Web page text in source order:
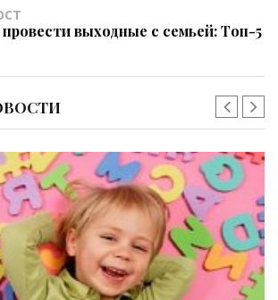
выходные с семьей: Топ-5